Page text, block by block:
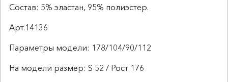
Состав: 5% эластан, 95% полиэстер.
Арт.14136
Параметры модели: 178/104/90/112
На модели размер: S 52 / Рост 176